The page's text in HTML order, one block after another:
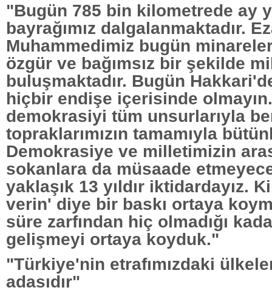
"Bugün 785 bin kilometrede ay
bayrağımız dalgalanmaktadır.
Muhammedimiz bugün
özgür ve bağımsız bir şekilde
buluşmaktadır. Bugün
hiçbir endişe içerisinde
demokrasiyi tüm unsurlarıyla
topraklarımızın tamamıyla
Demokrasiye ve milletimizin
sokanlara da müsaade
yaklaşık 13 yıldır iktidardayız.
verin' diye bir baskı ortaya
süre zarfından hiç olmadığı
gelişmeyi ortaya koyduk."
"Türkiye'nin etrafımızdaki
adasıdır"